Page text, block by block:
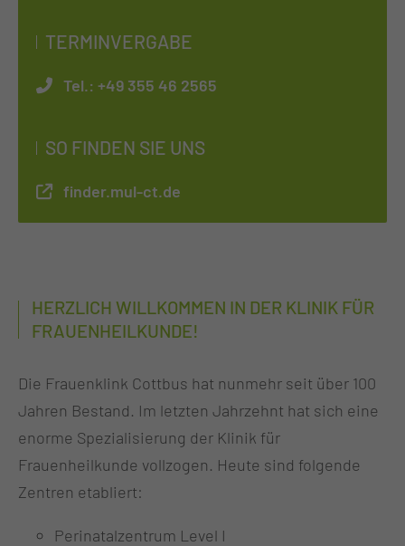
TERMINVERGABE
Tel.: +49 355 46 2565
SO FINDEN SIE UNS
finder.mul-ct.de
HERZLICH WILLKOMMEN IN DER KLINIK FÜR
FRAUENHEILKUNDE!
Die Frauenklink Cottbus hat nunmehr seit über 100
Jahren Bestand. Im letzten Jahrzehnt hat sich eine
enorme Spezialisierung der Klinik für
Frauenheilkunde vollzogen. Heute sind folgende
Zentren etabliert:
Perinatalzentrum Level I